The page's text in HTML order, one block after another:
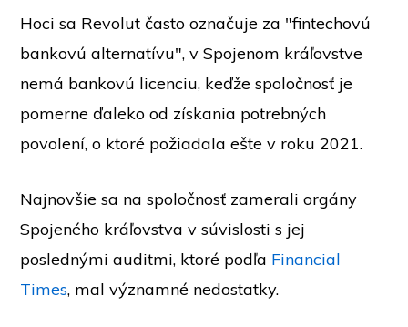
Hoci sa Revolut často označuje za "fintechovú
bankovú alternatívu", v Spojenom kráľovstve
nemá bankovú licenciu, keďže spoločnosť je
pomerne ďaleko od získania potrebných
povolení, o ktoré požiadala ešte v roku 2021.
Najnovšie sa na spoločnosť zamerali orgány
Spojeného kráľovstva v súvislosti s jej
poslednými auditmi, ktoré podľa Financial
Times, mal významné nedostatky.